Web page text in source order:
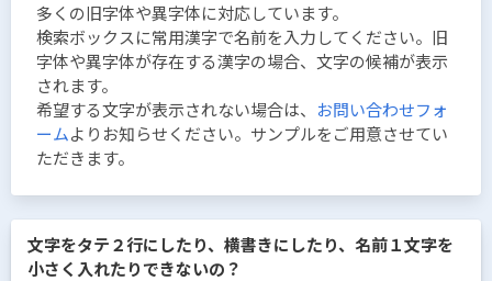
多くの旧字体や異字体に対応しています。
検索ボックスに常用漢字で名前を入力してください。旧
字体や異字体が存在する漢字の場合、文字の候補が表示
されます。
希望する文字が表示されない場合は、 お問い合わせフォ
ームよりお知らせください。サンプルをご用意させてい
ただきます。
文字をタテ２行にしたり、横書きにしたり、名前１文字を
小さく入れたりできないの？